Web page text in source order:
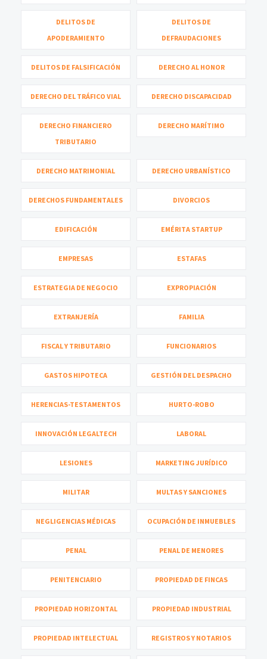
DELITOS DE
APODERAMIENTO
DELITOS DE
DEFRAUDACIONES
DELITOS DE FALSIFICACIÓN DERECHO AL HONOR
DERECHO DEL TRÁFICO VIAL DERECHO DISCAPACIDAD
DERECHO FINANCIERO
TRIBUTARIO
DERECHO MARÍTIMO
DERECHO MATRIMONIAL DERECHO URBANÍSTICO
DERECHOS FUNDAMENTALES DIVORCIOS
EDIFICACIÓN EMÉRITA STARTUP
EMPRESAS ESTAFAS
ESTRATEGIA DE NEGOCIO EXPROPIACIÓN
EXTRANJERÍA FAMILIA
FISCAL Y TRIBUTARIO FUNCIONARIOS
GASTOS HIPOTECA GESTIÓN DEL DESPACHO
HERENCIAS-TESTAMENTOS HURTO-ROBO
INNOVACIÓN LEGALTECH LABORAL
LESIONES MARKETING JURÍDICO
MILITAR MULTAS Y SANCIONES
NEGLIGENCIAS MÉDICAS OCUPACIÓN DE INMUEBLES
PENAL PENAL DE MENORES
PENITENCIARIO PROPIEDAD DE FINCAS
PROPIEDAD HORIZONTAL PROPIEDAD INDUSTRIAL
PROPIEDAD INTELECTUAL REGISTROS Y NOTARIOS